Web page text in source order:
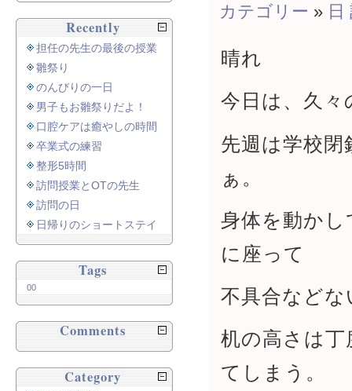
カテゴリー » 日
晴れ
今日は、久々
先週は学校
ぁ。
身体を動かし
に座って
不具合など
机の高さは
てしまう。
Recently
担任の先生の最後の授業
雛祭り
のんびりの一日
男子もお雛祭りだよ！
口腔ケアは癒やしの時間
卒業式の練習
整形5時間
訪問授業とOTの先生
訪問の日
日帰りのショートステイ
Tags
00
Comments
Category